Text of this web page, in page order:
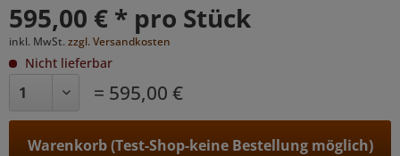
595,00 € * pro Stück
inkl. MwSt. zzgl. Versandkosten
Nicht lieferbar
= 595,00 €
Warenkorb (Test-Shop-keine Bestellung möglich)